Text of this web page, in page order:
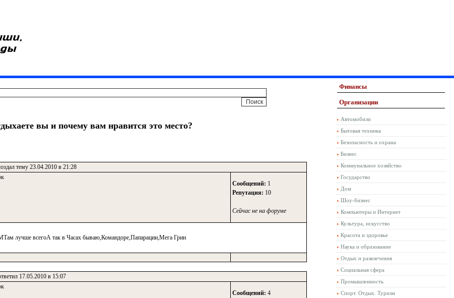
вы и почему вам нравится это место?
тему 23.04.2010 в 21:28
Сообщений: 1
Репутация: 10
Сейчас не на форуме
лучше всегоА так в Часах бываю,Командоре,Папарации,Мега Грин
17.05.2010 в 15:07
Сообщений: 4
Финансы
Организации
Автомобили
Бытовая техника
Безопасность и охрана
Бизнес
Коммунальное хозяйство
Государство
Дом
Шоу-бизнес
Компьютеры и Интернет
Культура, искусство
Красота и здоровье
Наука и образование
Отдых и развлечения
Социальная сфера
Промышленность
Спорт. Отдых. Туризм